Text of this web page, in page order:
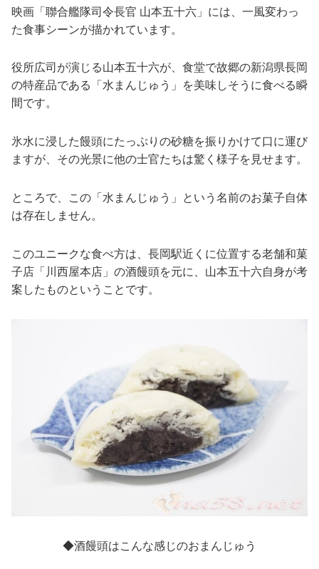
映画「聯合艦隊司令長官 山本五十六」には、一風変わっ
た食事シーンが描かれています。
役所広司が演じる山本五十六が、食堂で故郷の新潟県長岡
の特産品である「水まんじゅう」を美味しそうに食べる瞬
間です。
氷水に浸した饅頭にたっぷりの砂糖を振りかけて口に運び
ますが、その光景に他の士官たちは驚く様子を見せます。
ところで、この「水まんじゅう」という名前のお菓子自体
は存在しません。
このユニークな食べ方は、長岡駅近くに位置する老舗和菓
子店「川西屋本店」の酒饅頭を元に、山本五十六自身が考
案したものということです。
◆酒饅頭はこんな感じのおまんじゅう